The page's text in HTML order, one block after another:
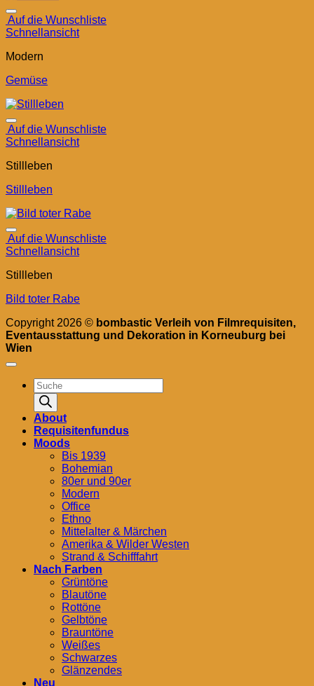
Auf die Wunschliste
Schnellansicht
Modern
Gemüse
Auf die Wunschliste
Schnellansicht
Stillleben
Stillleben
Auf die Wunschliste
Schnellansicht
Stillleben
Bild toter Rabe
Copyright 2026 © bombastic Verleih von Filmrequisiten,
Eventausstattung und Dekoration in Korneuburg bei
Wien
Products
search
About
Requisitenfundus
Moods
Bis 1939
Bohemian
80er und 90er
Modern
Office
Ethno
Mittelalter & Märchen
Amerika & Wilder Westen
Strand & Schifffahrt
Nach Farben
Grüntöne
Blautöne
Rottöne
Gelbtöne
Brauntöne
Weißes
Schwarzes
Glänzendes
Neu